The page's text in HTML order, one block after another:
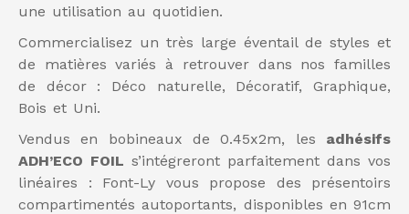
une utilisation au quotidien.
Commercialisez un très large éventail de styles et
de matières variés à retrouver dans nos familles
de décor : Déco naturelle, Décoratif, Graphique,
Bois et Uni.
Vendus en bobineaux de 0.45x2m, les adhésifs
ADH’ECO FOIL s’intégreront parfaitement dans vos
linéaires : Font-Ly vous propose des présentoirs
compartimentés autoportants, disponibles en 91cm